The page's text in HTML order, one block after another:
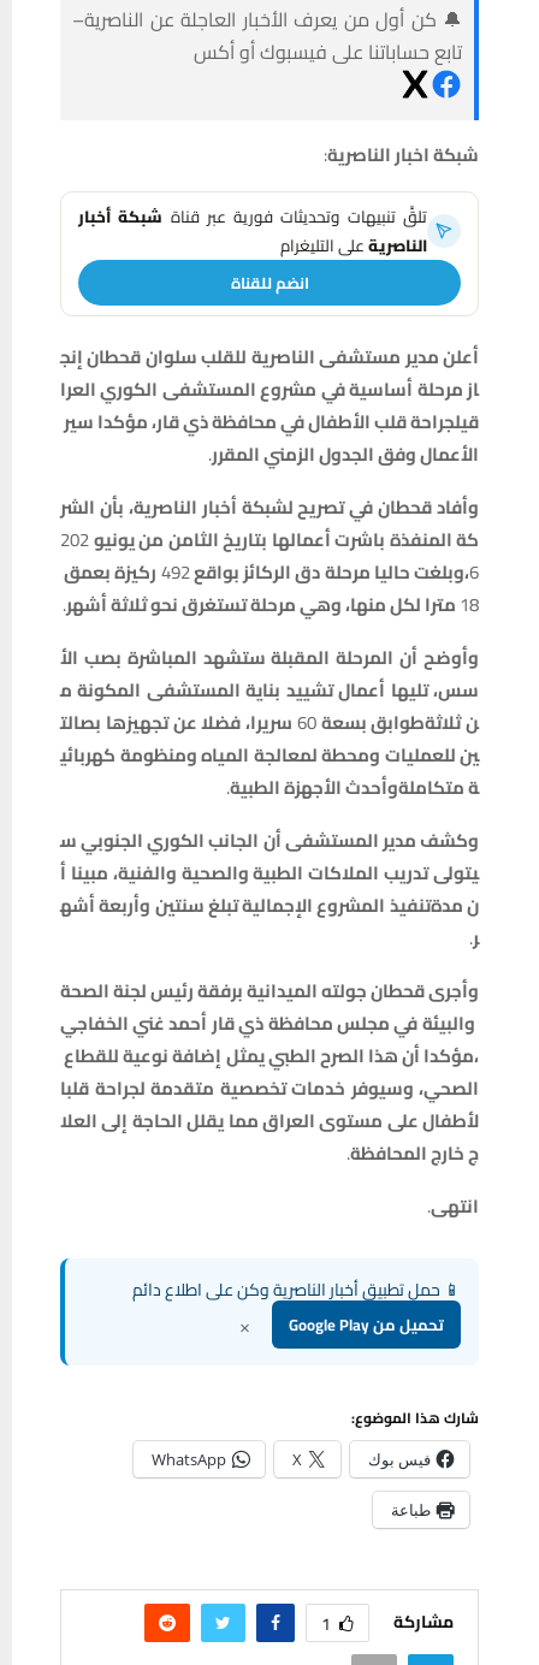
🔔 كن أول من يعرف الأخبار العاجلة عن الناصرية–
تابع حساباتنا على فيسبوك أو أكس
شبكةاخبارالناصرية:
تلقَّ تنبيهات وتحديثات فورية عبر قناةشبكة أخبار
الناصريةعلى التليغرام
انضم للقناة
أعلنمديرمستشفىالناصريةللقلبسلوانقحطانإنج
مرحلةأساسيةفيمشروعالمستشفىالكوريالعرا
قيلجراحةقلبالأطفالفيمحافظةذيقار،مؤكداسير
الأعمالوفقالجدولالزمنيالمقرر.
وأفادقحطانفيتصريحلشبكةأخبارالناصرية،بأنالشر
كةالمنفذةباشرتأعمالهابتاريخالثامنمنيونيو202
وبلغتحاليامرحلةدقالركائزبواقع492 ركيزةبعمق
18مترالكلمنها،وهيمرحلةتستغرقنحوثلاثةأشهر.
وأوضحأن المرحلةالمقبلةستشهدالمباشرةبصبالأ
سس،تليهاأعمالتشييدبنايةالمستشفىالمكونةم
ثلاثةطوابقبسعة60 سريرا،فضلاعنتجهيزهابصالت
ينللعملياتومحطةلمعالجةالمياهومنظومةكهربائي
متكاملةوأحدثالأجهزةالطبية.
وكشفمديرالمستشفىأنالجانبالكوريالجنوبيس
يتولىتدريبالملاكاتالطبيةوالصحيةوالفنية،مبيناأ
مدةتنفيذالمشروعالإجماليةتبلغسنتينوأربعةأشه
وأجرىقحطانجولتهالميدانيةبرفقةرئيسلجنةالصحة
والبيئةفيمجلسمحافظةذيقارأحمدغنيالخفاجي
مؤكداأن هذاالصرحالطبييمثلإضافةنوعيةللقطاع
الصحي،وسيوفرخدماتتخصصيةمتقدمةلجراحةقلبا
لأطفالعلىمستوىالعراقممايقللالحاجةإلىالعلا
خارجالمحافظة.
انتهى.
📱 حمل تطبيق أخبار الناصرية وكن على اطلاع دائم
تحميل من Google Play
شارك هذا الموضوع:
فيس بوك X
WhatsApp
طباعة
مشاركة 1